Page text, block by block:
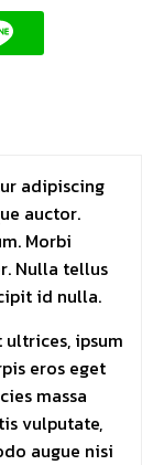
adipiscing
auctor.
Morbi
Nulla tellus
id nulla.
ipsum
eros eget
massa
vulputate,
augue nisi